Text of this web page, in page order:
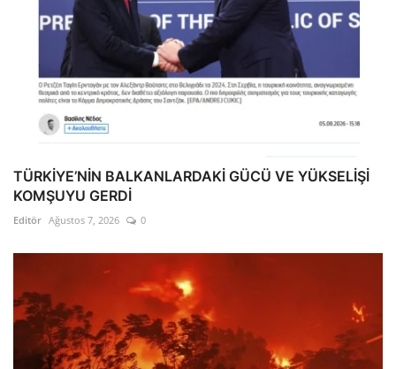
TÜRKİYE’NİN BALKANLARDAKİ GÜCÜ VE YÜKSELİŞİ
KOMŞUYU GERDİ
Editör Ağustos 7, 2026 0